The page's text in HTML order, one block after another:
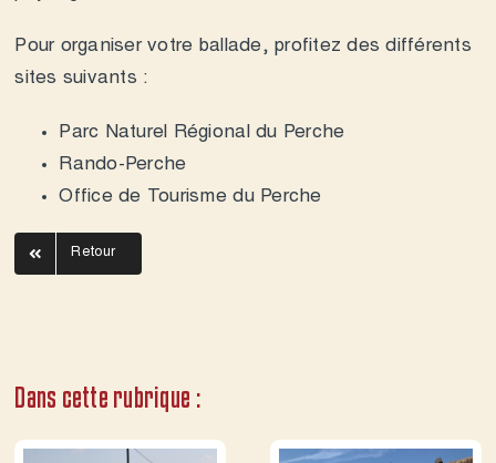
Pour organiser votre ballade, profitez des différents
sites suivants :
Parc Naturel Régional du Perche
Rando-Perche
Office de Tourisme du Perche
Retour
Dans cette rubrique :